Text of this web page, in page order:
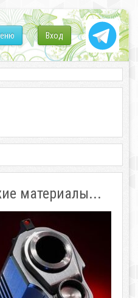
Вход
материалы...